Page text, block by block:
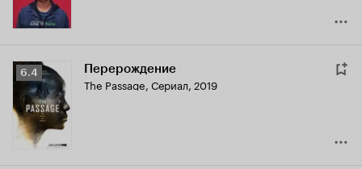
Рейтинг
Кинопоиска
6.4
6.4 Перерождение
The Passage, Сериал, 2019